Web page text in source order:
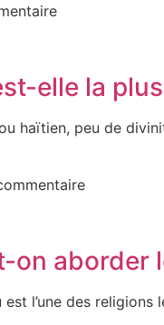
elle la
haïtien, peu de
on aborder
l’une des